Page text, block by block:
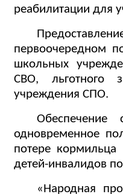
реабилитации для
первоочередном
школьных
СВО, льготного
учреждения СПО.
Обеспечение
одновременное
потере
детей-инвалидов
«Народная